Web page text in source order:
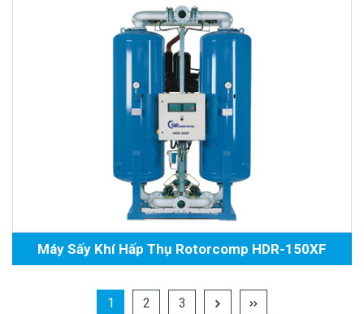
Máy Sấy Khí Hấp Thụ Rotorcomp HDR-150XF
1 2 3